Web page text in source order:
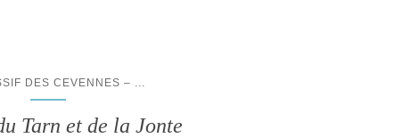
DES CEVENNES – ...
Tarn et de la Jonte